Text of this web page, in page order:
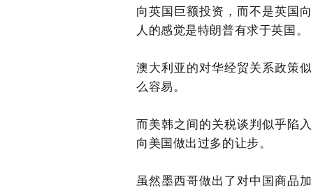
向英国巨额投资，而不是英国
人的感觉是特朗普有求于英国。
澳大利亚的对华经贸关系政策
么容易。
而美韩之间的关税谈判似乎陷
向美国做出过多的让步。
虽然墨西哥做出了对中国商品